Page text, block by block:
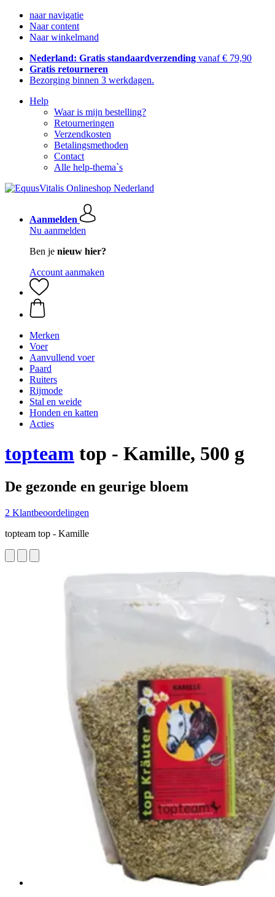
naar navigatie
Naar content
Naar winkelmand
Nederland: Gratis standaardverzending vanaf € 79,90
Gratis retourneren
Bezorging binnen 3 werkdagen.
Help
Waar is mijn bestelling?
Retourneringen
Verzendkosten
Betalingsmethoden
Contact
Alle help-thema`s
Aanmelden
Nu aanmelden
Ben je nieuw hier?
Account aanmaken
Merken
Voer
Aanvullend voer
Paard
Ruiters
Rijmode
Stal en weide
Honden en katten
Acties
topteam top - Kamille, 500 g
De gezonde en geurige bloem
2 Klantbeoordelingen
topteam top - Kamille